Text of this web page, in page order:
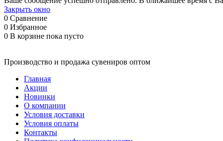
Закрыть окно
0 Сравнение
0 Избранное
0 В корзине пока пусто
Производство и продажа сувениров оптом
Главная
Акции
Новинки
О компании
Условия доставки
Условия оплаты
Контакты